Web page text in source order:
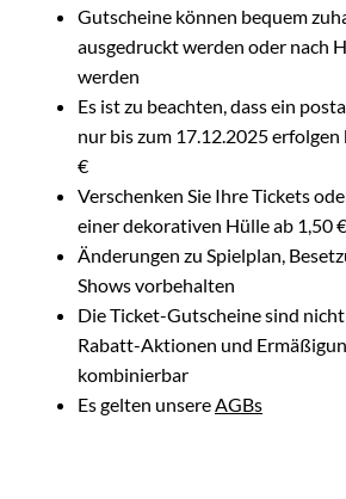
Gutscheine können bequem
ausgedruckt werden oder nach
werden
Es ist zu beachten, dass ein
nur bis zum 17.12.2025 erfolgen
€
Verschenken Sie Ihre Tickets
einer dekorativen Hülle ab 1,50
Änderungen zu Spielplan,
Shows vorbehalten
Die Ticket-Gutscheine sind
Rabatt-Aktionen und
kombinierbar
Es gelten unsereAGBs